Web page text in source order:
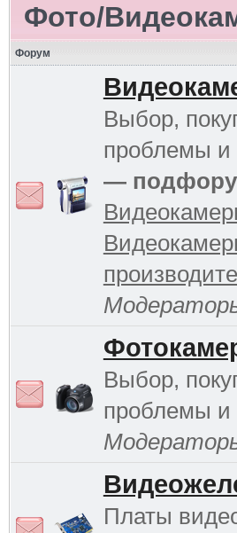
Фото/
Форум
Выбор,
проблемы и
—
Выбор,
проблемы и
Платы